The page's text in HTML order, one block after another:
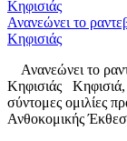
Ανανεώνει το
Κηφισιάς
Ανανεώνει το
Κηφισιάς
σύντομες ομιλίες
Ανθοκομικής